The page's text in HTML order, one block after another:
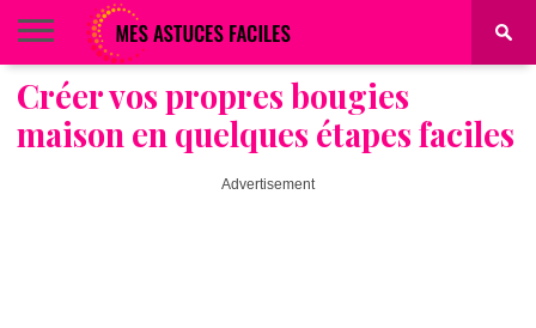
BEAUTÉ
COIFFURE
ALIMENTATION
MAQUILLAGE
MAISON
Créer vos propres bougies
maison en quelques étapes faciles
Advertisement